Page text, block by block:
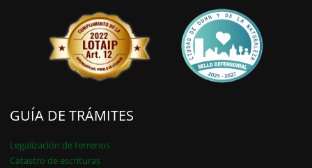
GUÍA DE TRÁMITES
Legalización de terrenos
Catastro de escrituras